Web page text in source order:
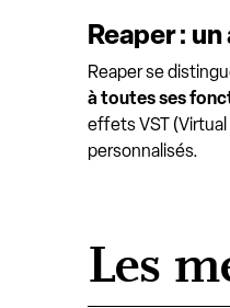
Reaper :
Reaper se
à toutes ses
effets VST
personnalisés.
Les